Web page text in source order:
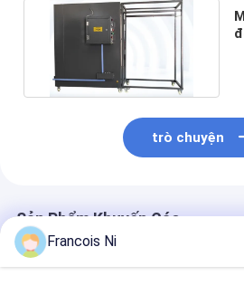
Liên hệ chúng tôi
Tin tức
Các trường hợp
Thép cắt Rule
trò chuyện
Sản Phẩm Khuyến Cáo
Francois Ni